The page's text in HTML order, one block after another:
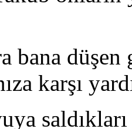
bana
karşı